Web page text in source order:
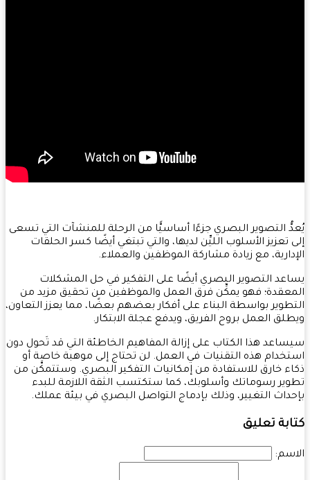
التصوير البصري جزءًا أساسيًّا من الرحلة للمنشآت التي تسعى
تعزيز الأسلوب الليِّن لديها، والتي تبتغي أيضًا كسر الحلقات
مع زيادة مشاركة الموظفين والعملاء.
التصوير البصري أيضًا على التفكير في حل المشكلات
فهو يمكِّن فرق العمل والموظفين من تحقيق مزيد من
بواسطة البناء على أفكار بعضهم بعضًا، مما يعزز التعاون،
العمل بروح الفريق، ويدفع عجلة الابتكار.
هذا الكتاب على إزالة المفاهيم الخاطئة التي قد تَحول دون
هذه التقنيات في العمل. لن تحتاج إلى موهبة خاصة أو
خارق للاستفادة من إمكانيات التفكير البصري. وستتمكَّن من
رسوماتك وأسلوبك، كما ستكتسب الثقة اللازمة للبدء
التغيير، وذلك بإدماج التواصل البصري في بيئة عملك.
تعليق